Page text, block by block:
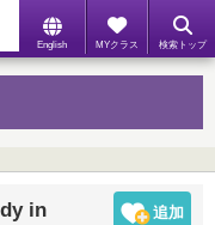
English MYクラス 検索トップ
in